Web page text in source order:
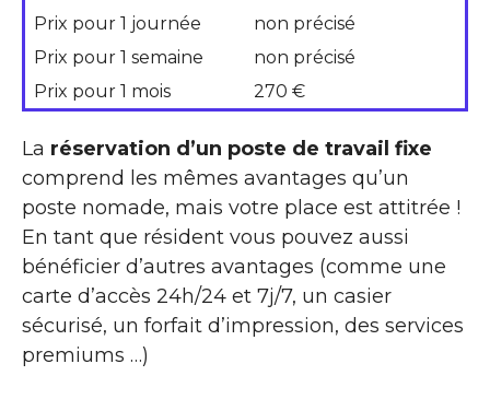
Prix pour 1 journée
non précisé
Prix pour 1 semaine
non précisé
Prix pour 1 mois
270 €
La réservation d’un poste de travail fixe
comprend les mêmes avantages qu’un
poste nomade, mais votre place est attitrée !
En tant que résident vous pouvez aussi
bénéficier d’autres avantages (comme une
carte d’accès 24h/24 et 7j/7, un casier
sécurisé, un forfait d’impression, des services
premiums …)